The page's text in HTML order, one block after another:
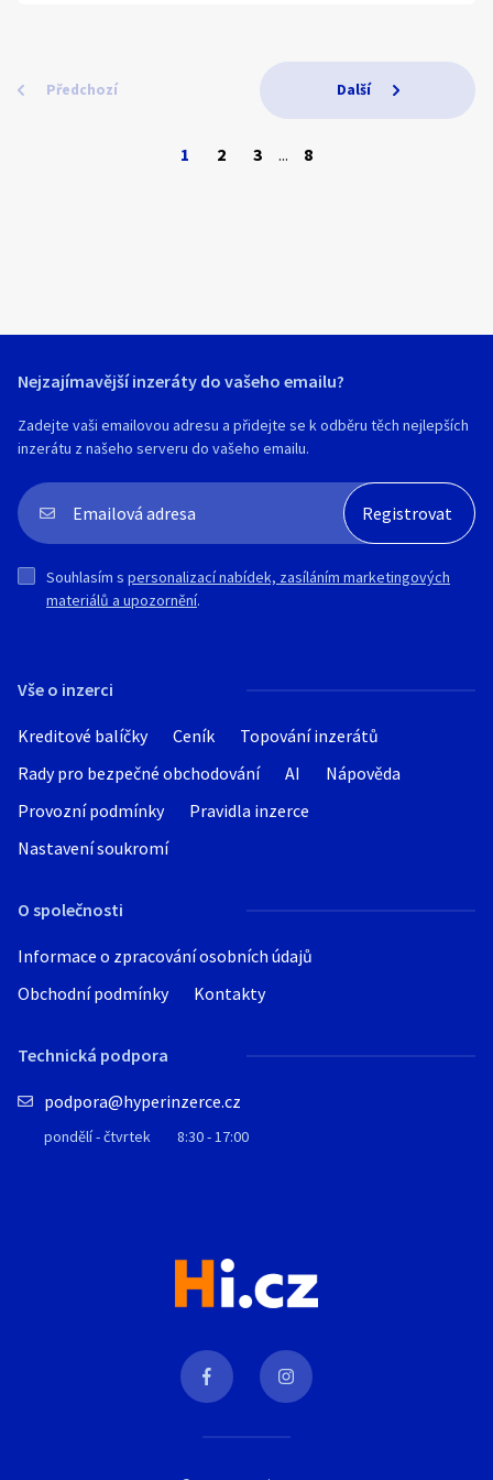
Předchozí
1 2 3 ... 8
Další
Vše o inzerci
Kreditové balíčky Ceník
Topování inzerátů
Rady pro bezpečné obchodování
AI
Nápověda
Provozní podmínky
Pravidla inzerce
Nastavení soukromí
O společnosti
Informace o zpracování osobních údajů
Obchodní podmínky
Kontakty
Technická podpora
podpora@hyperinzerce.cz
pondělí - čtvrtek 8:30 - 17:00
Nejzajímavější inzeráty do vašeho emailu?
Zadejte vaši emailovou adresu a přidejte se k odběru těch nejlepších
inzerátu z našeho serveru do vašeho emailu.
Souhlasím s personalizací nabídek, zasíláním marketingových
materiálů a upozornění.